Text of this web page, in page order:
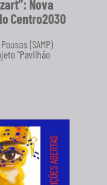
Nova
Centro2030
(SAMP)
"Pavilhão